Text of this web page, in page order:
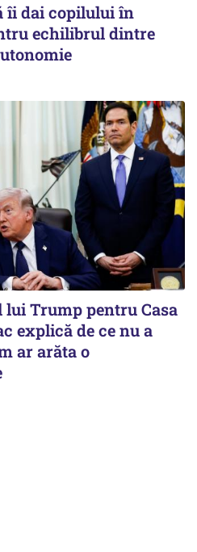
îi dai copilului în
echilibrul dintre
Trump pentru Casa
explică de ce nu a
ar arăta o